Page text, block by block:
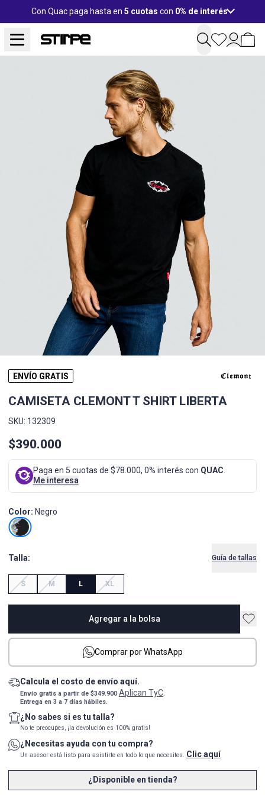
Con Quac paga hasta en 5 cuotas con 0% de interés
ENVÍO GRATIS
CAMISETA CLEMONT T SHIRT LIBERTA
SKU: 132309
$390.000
Paga en 5 cuotas de $78.000, 0% interés con QUAC
Me interesa
Color: Negro
Talla: Guía de tallas
S M L XL
Agregar a la bolsa
Comprar por WhatsApp
Calcula el costo de envío aquí.
Envío gratis a partir de $349.900Aplican TyC.
Entrega en 3 a 7 días hábiles.
¿No sabes si es tu talla?
No te preocupes, ¡la devolución es 100% gratis!
¿Necesitas ayuda con tu compra?
Un asesor está listo para asistirte en todo lo que necesites. Clic aquí
¿Disponible en tienda?